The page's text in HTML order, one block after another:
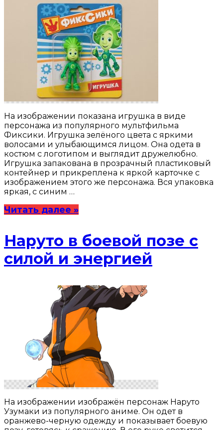
На изображении показана игрушка в виде
персонажа из популярного мультфильма
Фиксики. Игрушка зелёного цвета с яркими
волосами и улыбающимся лицом. Она одета в
костюм с логотипом и выглядит дружелюбно.
Игрушка запакована в прозрачный пластиковый
контейнер и прикреплена к яркой карточке с
изображением этого же персонажа. Вся упаковка
яркая, с синим …
Читать далее »
Наруто в боевой позе с
силой и энергией
На изображении изображён персонаж Наруто
Узумаки из популярного аниме. Он одет в
оранжево-черную одежду и показывает боевую